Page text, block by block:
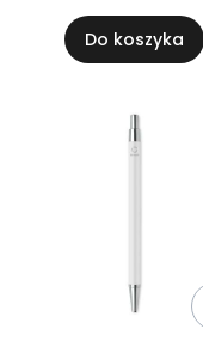
Do koszyka